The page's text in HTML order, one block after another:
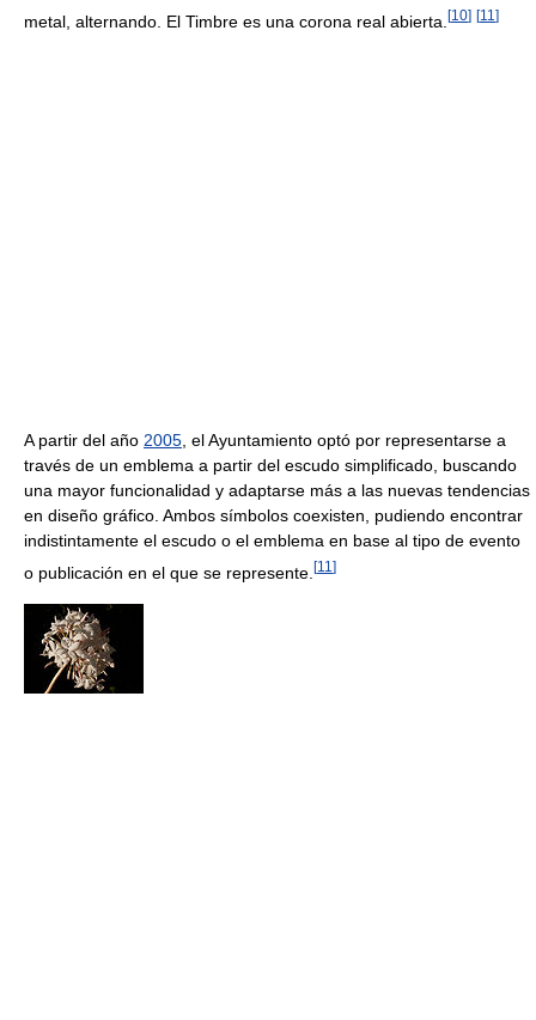
metal, alternando. El Timbre es una corona real abierta. [10] [11 ]
A partir del año 2005, el Ayuntamiento optó por representarse a
través de un emblema a partir del escudo simplificado, buscando
una mayor funcionalidad y adaptarse más a las nuevas tendencias
en diseño gráfico. Ambos símbolos coexisten, pudiendo encontrar
indistintamente el escudo o el emblema en base al tipo de evento
o publicación en el que se represente. [11 ]